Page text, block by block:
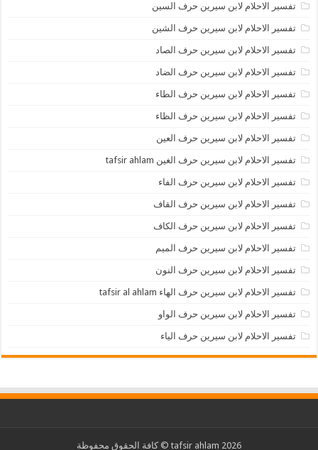
تفسير الاحلام لابن سيرين حرف السين
تفسير الاحلام لابن سيرين حرف الشين
تفسير الاحلام لابن سيرين حرف الصاد
تفسير الاحلام لابن سيرين حرف الضاد
تفسير الاحلام لابن سيرين حرف الطاء
تفسير الاحلام لابن سيرين حرف الظاء
تفسير الاحلام لابن سيرين حرف العين
تفسير الاحلام لابن سيرين حرف الغين tafsir ahlam
تفسير الاحلام لابن سيرين حرف الفاء
تفسير الاحلام لابن سيرين حرف القاف
تفسير الاحلام لابن سيرين حرف الكاف
تفسير الاحلام لابن سيرين حرف الميم
تفسير الاحلام لابن سيرين حرف النون
تفسير الاحلام لابن سيرين حرف الهاء tafsir al ahlam
تفسير الاحلام لابن سيرين حرف الواو
تفسير الاحلام لابن سيرين حرف الياء
2026 tafsir ahlam © كافة الحقوق محفوظة